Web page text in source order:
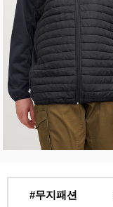
#무지패션